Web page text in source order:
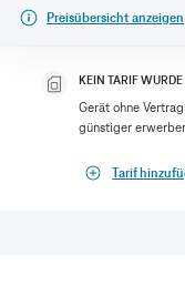
Preisübersicht anzeigen
KEIN TARIF
Gerät ohne
günstiger
Tarif